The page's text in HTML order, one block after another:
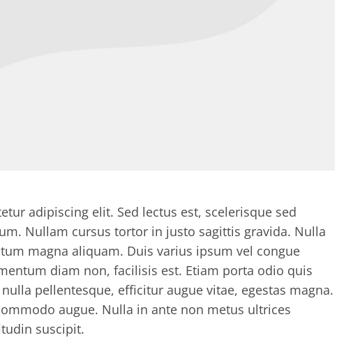
adipiscing elit. Sed lectus est, scelerisque sed
Nullam cursus tortor in justo sagittis gravida. Nulla
magna aliquam. Duis varius ipsum vel congue
diam non, facilisis est. Etiam porta odio quis
pellentesque, efficitur augue vitae, egestas magna.
augue. Nulla in ante non metus ultrices
suscipit.